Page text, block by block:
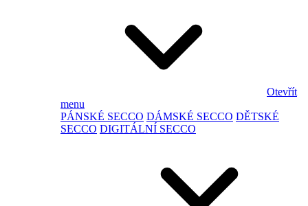
Otevřít
menu
PÁNSKÉ SECCO DÁMSKÉ SECCO DĚTSKÉ
SECCO DIGITÁLNÍ SECCO